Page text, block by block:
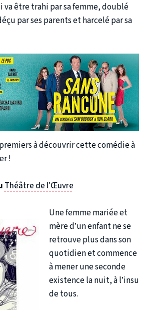
être trahi par sa femme, doublé
par ses parents et harcelé par sa
à découvrir cette comédie à
!
Théâtre de l'Œuvre
Une femme mariée et
mère d’un enfant ne se
retrouve plus dans son
quotidien et commence
à mener une seconde
existence la nuit, à l’insu
de tous.